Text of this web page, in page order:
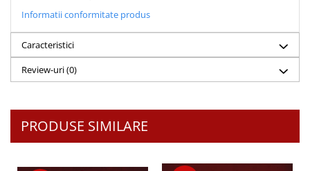
Informatii conformitate produs
Caracteristici
Review-uri(0)
PRODUSE SIMILARE